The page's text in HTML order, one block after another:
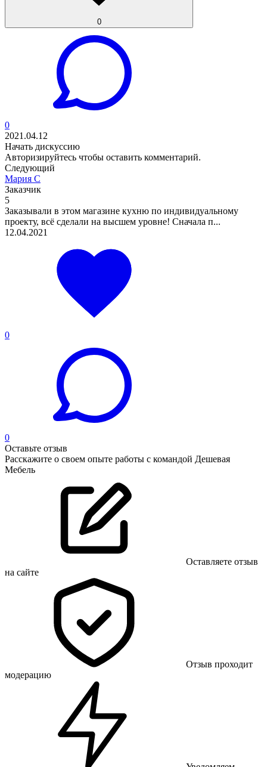
0
0
2021.04.12
Начать дискуссию
Авторизируйтесь чтобы оставить комментарий.
Следующий
Мария С
Заказчик
5
Заказывали в этом магазине кухню по индивидуальному
проекту, всё сделали на высшем уровне! Сначала п...
12.04.2021
0
0
Оставьте отзыв
Расскажите о своем опыте работы с командой Дешевая
Мебель
Оставляете отзыв
на сайте
Отзыв проходит
модерацию